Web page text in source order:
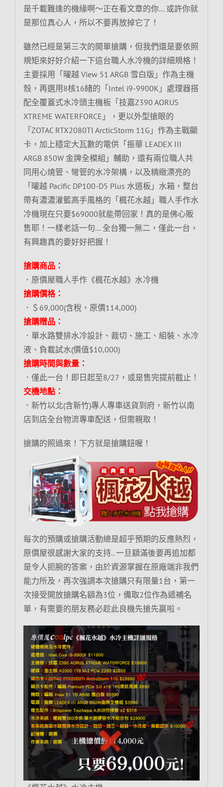
是千載難逢的機緣啊～正在看文章的你… 或許你就
是那位真心人，所以不要再放掉它了！
雖然已經是第三次的開單搶購，但我們還是要依照
規矩來好好介紹一下這台職人水冷機的詳細規格！
主要採用「曜越 View 51 ARGB 雪白版」作為主機
殼，再選用8核16緒的「Intel i9-9900K」處理器搭
配全覆蓋式水冷頭主機板「技嘉Z390 AORUS
XTREME WATERFORCE」，更以外型搶眼的
「ZOTAC RTX2080TI ArcticStorm 11G」作為主戰顯
卡，加上穩定大瓦數的電供「振華 LEADEX III
ARGB 850W 金牌全模組」輔助，還有兩位職人共
同用心燒管、彎管的水冷架構，以及精緻漂亮的
「曜越 Pacific DP100-D5 Plus 水道板」水箱，整台
帶有濃濃灌籃高手風格的「楓花水越」職人手作水
冷機現在只要$69000就能帶回家！真的是佛心販
售耶！一樣老話一句… 全台獨一無二，僅此一台，
有興趣真的要好好把握！
搶購商品：
．原價屋職人手作《楓花水越》水冷機
搶購價格：
．＄69,000(含稅，原價114,000)
搶購贈品：
．單水路雙排水冷設計、裁切、施工、組裝、水冷
液、負載試水(價值$10,000)
搶購時間與數量：
．僅此一台！即日起至8/27，或是售完提前截止！
交機地點：
．新竹以北(含新竹)專人專車送貨到府，新竹以南
店到店全台物流專車配送，但需親取！
搶購的照過來！下方就是搶購鈕喔！
每次的預購或搶購活動總是超乎預期的反應熱烈，
原價屋很感謝大家的支持.. 一旦額滿後要再追加都
是令人扼腕的答案，由於資源掌握在原廠端非我們
能力所及，再次強調本次搶購只有限量1台，第一
次接受開放搶購名額為3位，備取2位作為遞補名
單，有需要的朋友務必趁此良機先搶先贏啦。